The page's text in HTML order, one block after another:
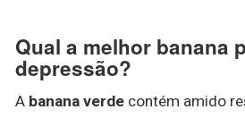
Qual a melhor banana
depressão?
A banana verde contém amido